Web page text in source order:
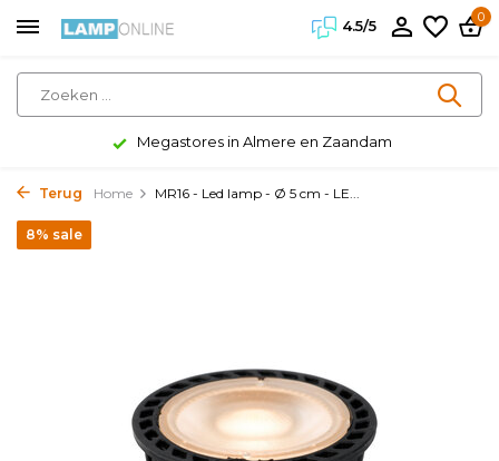
4.5/5
0
Megastores in Almere en Zaandam
Terug Home MR16 - Led lamp - Ø 5 cm - LE...
8% sale